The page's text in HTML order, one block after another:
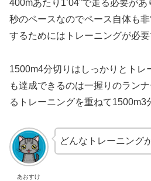
400mあたり1’04”で走る必要が
秒のペースなのでペース自体も
するためにはトレーニングが必要
1500m4分切りはしっかりとトレ
も達成できるのは一握りのラン
るトレーニングを重ねて1500m3
あおすけ
どんなトレーニング